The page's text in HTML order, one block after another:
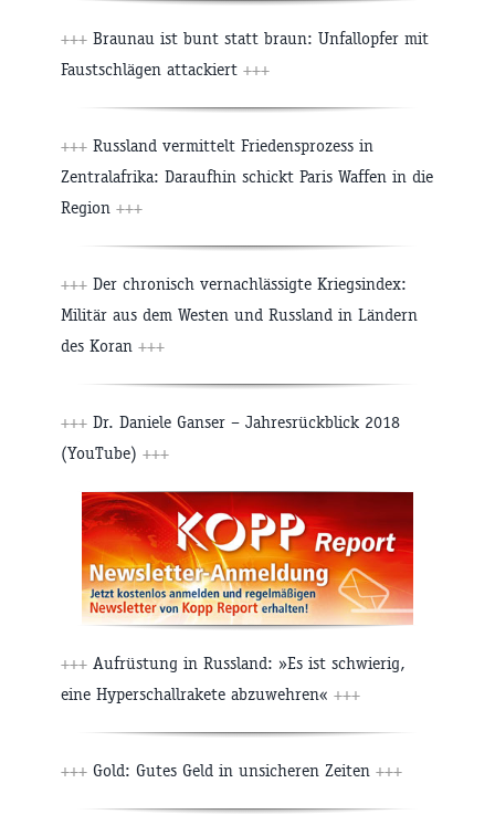
+++ Braunau ist bunt statt braun: Unfallopfer mit
Faustschlägen attackiert +++
+++ Russland vermittelt Friedensprozess in
Zentralafrika: Daraufhin schickt Paris Waffen in die
Region +++
+++ Der chronisch vernachlässigte Kriegsindex:
Militär aus dem Westen und Russland in Ländern
des Koran +++
+++ Dr. Daniele Ganser – Jahresrückblick 2018
(YouTube) +++
+++ Aufrüstung in Russland: »Es ist schwierig,
eine Hyperschallrakete abzuwehren« +++
+++ Gold: Gutes Geld in unsicheren Zeiten +++